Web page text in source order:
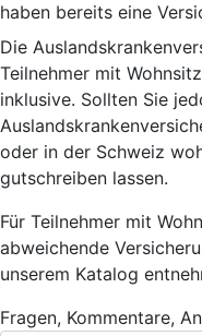
haben bereits eine
Die
Teilnehmer mit
inklusive. Sollten Sie
oder in der Schweiz
gutschreiben lassen.
Für Teilnehmer mit
abweichende
unserem Katalog
Fragen, Kommentare,